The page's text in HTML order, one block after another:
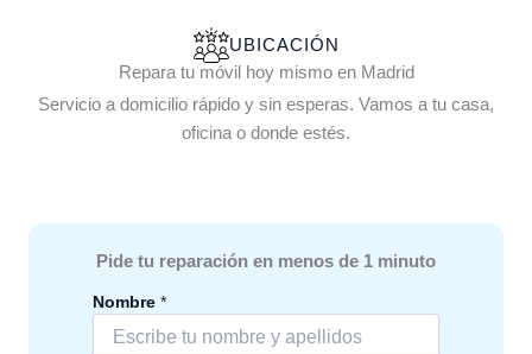
UBICACIÓN
Repara tu móvil hoy mismo en Madrid
Servicio a domicilio rápido y sin esperas. Vamos a tu casa,
oficina o donde estés.
Pide tu reparación en menos de 1 minuto
Nombre*